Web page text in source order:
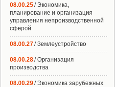
08.00.25/ Экономика,
планирование и организация
управления непроизводственной
сферой
08.00.27/ Землеустройство
08.00.28/ Организация
производства
08.00.29/ Экономика зарубежных